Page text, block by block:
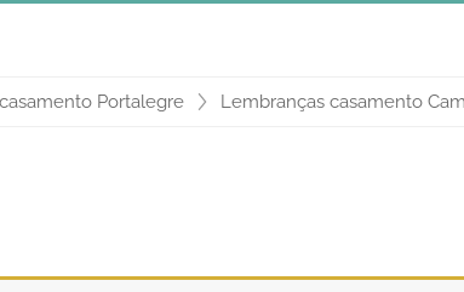
Portalegre Lembranças casamento